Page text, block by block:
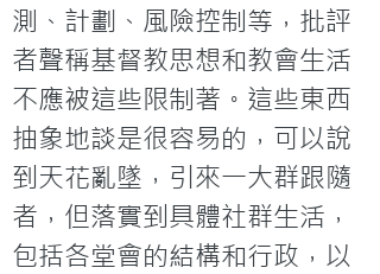
測、計劃、風險控制等，批評
者聲稱基督教思想和教會生活
不應被這些限制著。這些東西
抽象地談是很容易的，可以說
到天花亂墜，引來一大群跟隨
者，但落實到具體社群生活，
包括各堂會的結構和行政，以